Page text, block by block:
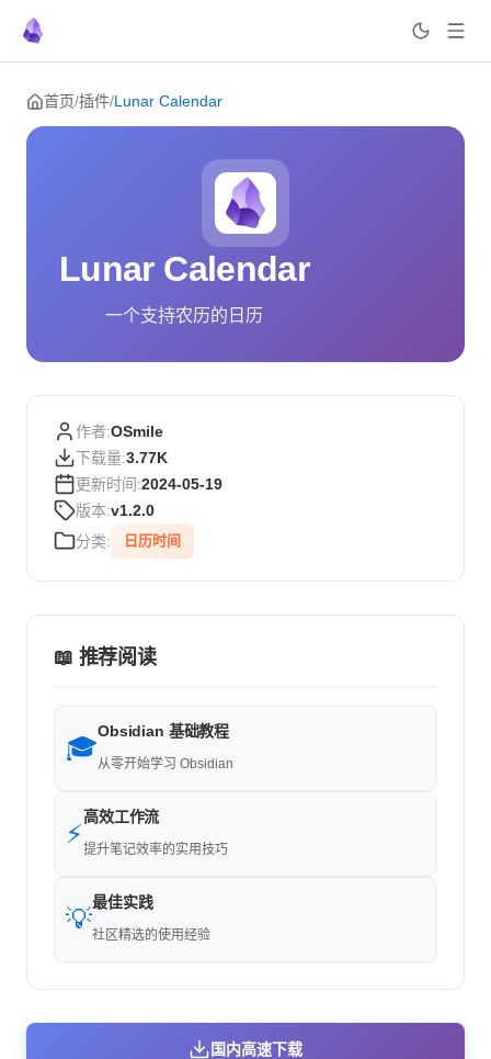
Skip to content
首页/插件/Lunar Calendar
Lunar Calendar
一个支持农历的日历
作者:OSmile
下载量:3.77K
更新时间:2024-05-19
版本:v1.2.0
分类:
日历时间
📖 推荐阅读
🎓
Obsidian 基础教程
从零开始学习 Obsidian
⚡
高效工作流
提升笔记效率的实用技巧
💡
最佳实践
社区精选的使用经验
国内高速下载